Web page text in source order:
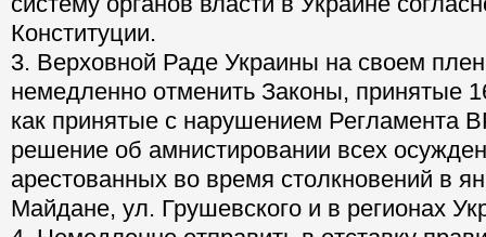
Конституции.
3. Верховной Раде Украины на своем
немедленно отменить Законы, принятые
как принятые с нарушением Регламента
решение об амнистировании всех
арестованных во время столкновений в
Майдане, ул. Грушевского и в регионах